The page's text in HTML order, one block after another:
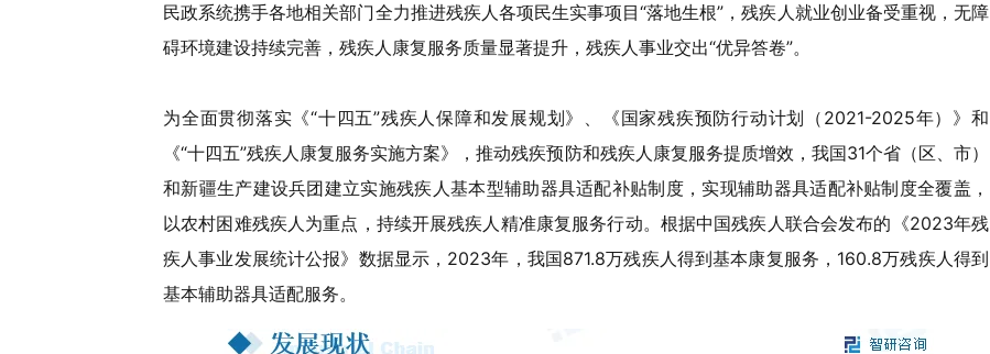
民政系统携手各地相关部门全力推进残疾人各项民生实事项目“落地生根”，残疾人就业创业备受重视，无障
碍环境建设持续完善，残疾人康复服务质量显著提升，残疾人事业交出“优异答卷”。
为全面贯彻落实《“十四五”残疾人保障和发展规划》、《国家残疾预防行动计划（2021-2025年）》和
《“十四五”残疾人康复服务实施方案》，推动残疾预防和残疾人康复服务提质增效，我国31个省（区、市）
和新疆生产建设兵团建立实施残疾人基本型辅助器具适配补贴制度，实现辅助器具适配补贴制度全覆盖，
以农村困难残疾人为重点，持续开展残疾人精准康复服务行动。根据中国残疾人联合会发布的《2023年残
疾人事业发展统计公报》数据显示，2023年，我国871.8万残疾人得到基本康复服务，160.8万残疾人得到
基本辅助器具适配服务。